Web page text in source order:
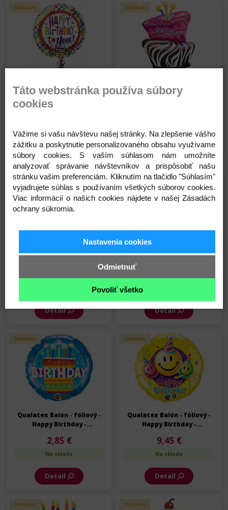
Skladom
lízatko - Happy Birthday -
Narodeniny - 106 cm
5,80 €
Detail
Skladom
Happy Birthday -
Detail
Skladom
Detail
Skladom
Detail
Skladom
Qualatex Balón - fóliový -
Happy Birthday -
2,85 €
Na sklade
Detail
Skladom
Qualatex Balón - fóliový -
Happy Birthday -
9,45 €
Na sklade
Detail
Skladom Skladom
Táto webstránka používa súbory
cookies
Vážime si vašu návštevu našej stránky. Na zlepšenie vášho
zážitku a poskytnutie personalizovaného obsahu využívame
súbory cookies. S vaším súhlasom nám umožníte
analyzovať správanie návštevníkov a prispôsobiť našu
stránku vašim preferenciám. Kliknutím na tlačidlo "Súhlasím"
vyjadrujete súhlas s používaním všetkých súborov cookies.
Viac informácií o našich cookies nájdete v našej Zásadách
ochrany súkromia.
Nastavenia cookies
Odmietnuť
Povoliť všetko